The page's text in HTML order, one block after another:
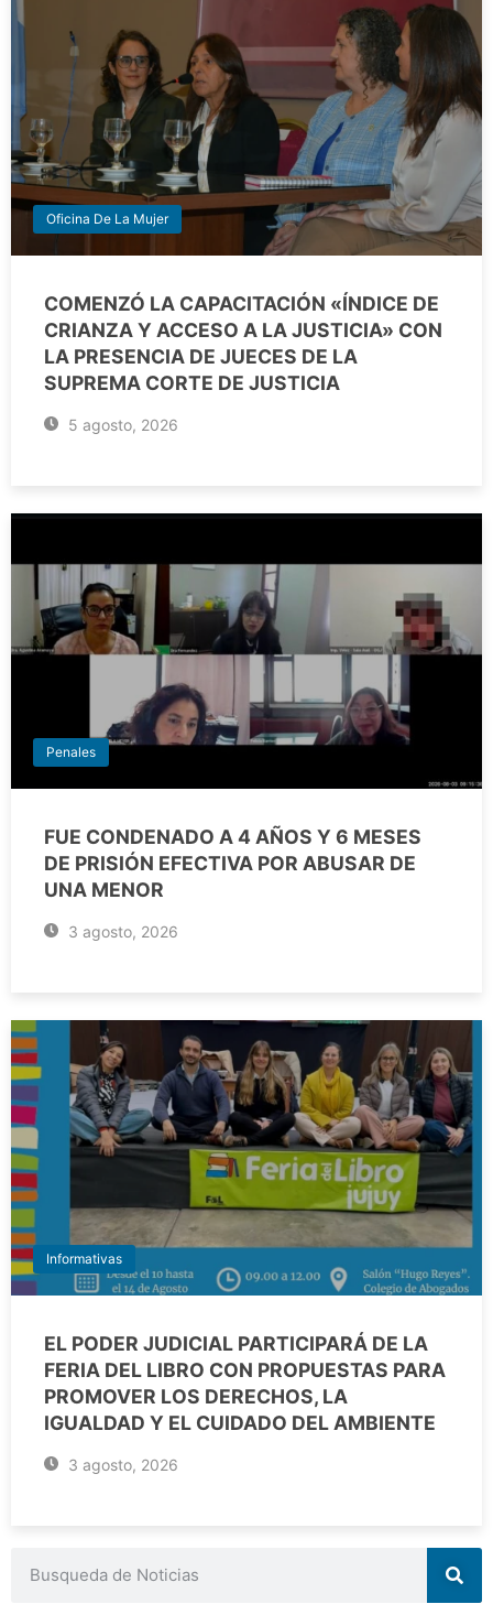
Oficina De La Mujer
COMENZÓ LA CAPACITACIÓN «ÍNDICE DE
CRIANZA Y ACCESO A LA JUSTICIA» CON
LA PRESENCIA DE JUECES DE LA
SUPREMA CORTE DE JUSTICIA
5 agosto, 2026
Penales
FUE CONDENADO A 4 AÑOS Y 6 MESES
DE PRISIÓN EFECTIVA POR ABUSAR DE
UNA MENOR
3 agosto, 2026
Informativas
EL PODER JUDICIAL PARTICIPARÁ DE LA
FERIA DEL LIBRO CON PROPUESTAS PARA
PROMOVER LOS DERECHOS, LA
IGUALDAD Y EL CUIDADO DEL AMBIENTE
3 agosto, 2026